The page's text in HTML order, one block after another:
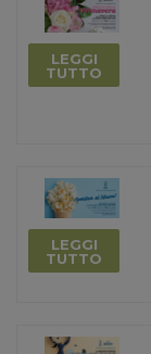
LEGGI
TUTTO
LEGGI
TUTTO